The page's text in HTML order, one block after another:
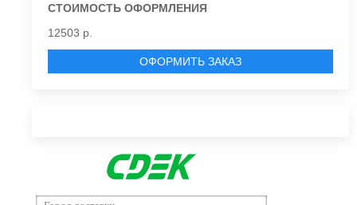
СТОИМОСТЬ ОФОРМЛЕНИЯ
12503 р.
ОФОРМИТЬ ЗАКАЗ